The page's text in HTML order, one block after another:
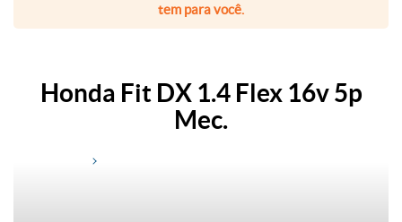
tem para você.
Honda Fit DX 1.4 Flex 16v 5p
Mec.